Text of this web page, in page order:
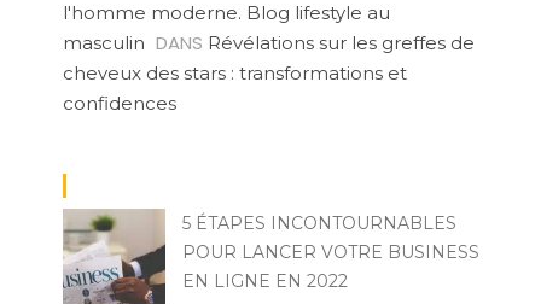
l'homme moderne. Blog lifestyle au
masculin DANS Révélations sur les greffes de
cheveux des stars : transformations et
confidences
5 ÉTAPES INCONTOURNABLES
POUR LANCER VOTRE BUSINESS
EN LIGNE EN 2022